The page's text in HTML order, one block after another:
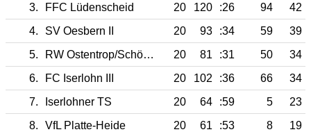
3.
FFC Lüdenscheid 20 120 :26 94
42
4.
SV Oesbern II 20 93 :34 59
39
5.
RW Ostentrop/Schönholthausen 20 81 :31 50
34
6.
FC Iserlohn III 20 102 :36 66
34
7.
Iserlohner TS 20 64 :59 5
23
8.
VfL Platte-Heide 20 61 :53 8
19